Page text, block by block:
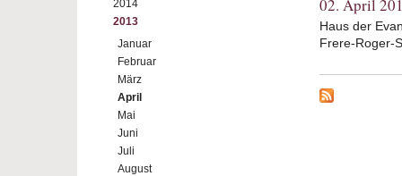
2014
2013
Januar
Februar
März
April
Mai
Juni
Juli
August
02. April
Haus der
Frere-Roger-